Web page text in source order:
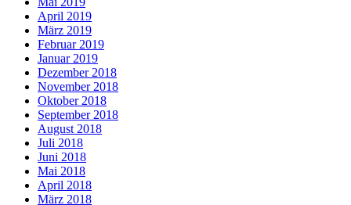
April 2019
März 2019
Februar 2019
Januar 2019
Dezember 2018
November 2018
Oktober 2018
September 2018
August 2018
Juli 2018
Juni 2018
Mai 2018
April 2018
März 2018